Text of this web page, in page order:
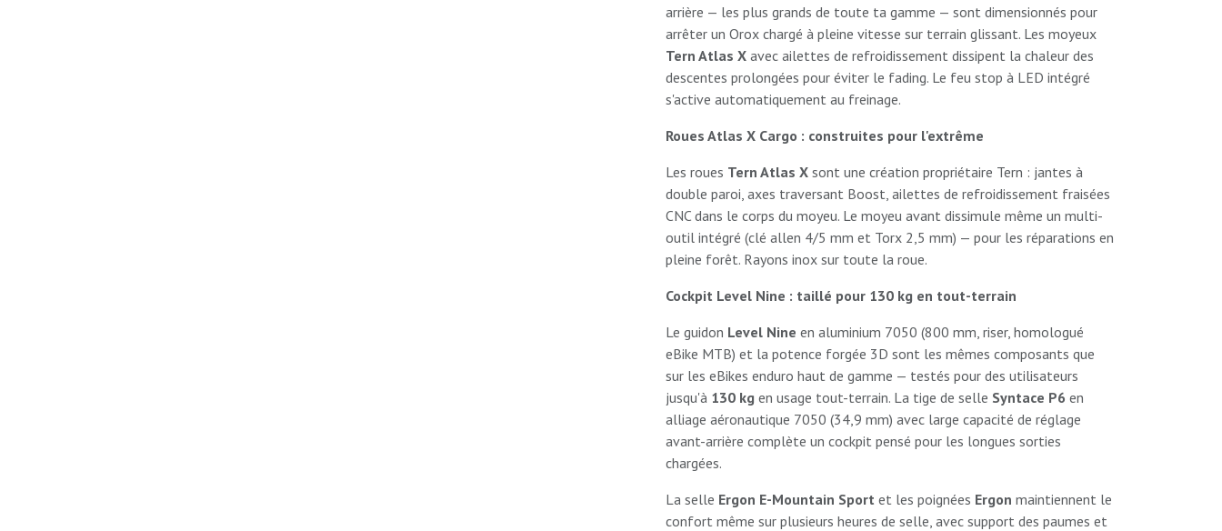
arrière — les plus grands de toute ta gamme — sont dimensionnés pour
arrêter un Orox chargé à pleine vitesse sur terrain glissant. Les moyeux
Tern Atlas X avec ailettes de refroidissement dissipent la chaleur des
descentes prolongées pour éviter le fading. Le feu stop à LED intégré
s'active automatiquement au freinage.
Roues Atlas X Cargo : construites pour l'extrême
Les roues Tern Atlas X sont une création propriétaire Tern : jantes à
double paroi, axes traversant Boost, ailettes de refroidissement fraisées
CNC dans le corps du moyeu. Le moyeu avant dissimule même un multi-
outil intégré (clé allen 4/5 mm et Torx 2,5 mm) — pour les réparations en
pleine forêt. Rayons inox sur toute la roue.
Cockpit Level Nine : taillé pour 130 kg en tout-terrain
Le guidon Level Nine en aluminium 7050 (800 mm, riser, homologué
eBike MTB) et la potence forgée 3D sont les mêmes composants que
sur les eBikes enduro haut de gamme — testés pour des utilisateurs
jusqu'à 130 kg en usage tout-terrain. La tige de selle Syntace P6 en
alliage aéronautique 7050 (34,9 mm) avec large capacité de réglage
avant-arrière complète un cockpit pensé pour les longues sorties
chargées.
La selle Ergon E-Mountain Sport et les poignées Ergon maintiennent le
confort même sur plusieurs heures de selle, avec support des paumes et